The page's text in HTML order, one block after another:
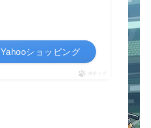
Yahooショッピング
ポチップ